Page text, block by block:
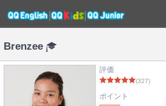
Brenzee
評価
(327)
ポイント